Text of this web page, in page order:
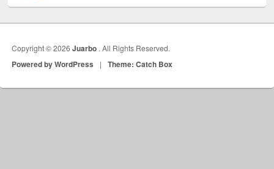
Copyright © 2026Juarbo . All Rights Reserved.
Powered by WordPress | Theme: Catch Box